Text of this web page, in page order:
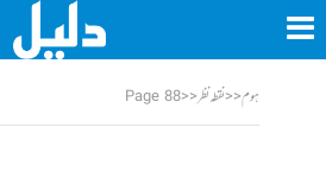
ہوم<<نقطہ نظر<<
Page 88